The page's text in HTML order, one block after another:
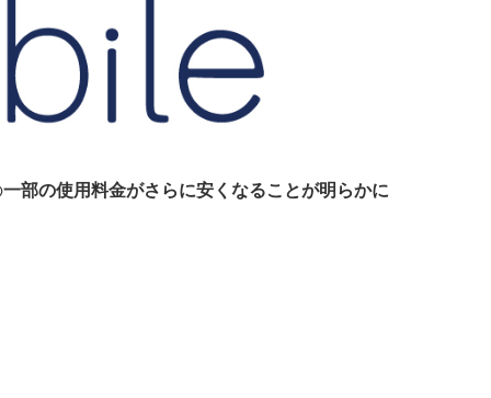
一部の使用料金がさらに安くなることが明らかに